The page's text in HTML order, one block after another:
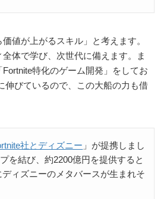
価値が上がるスキル」と考えます。
体で学び、次世代に備えます。ま
特化のゲーム開発」をしてお
伸びているので、この大船の力も借
社とディズニー 」が提携しまし
を結び、約2200億円を提供すると
ィズニーのメタバースが生まれそ